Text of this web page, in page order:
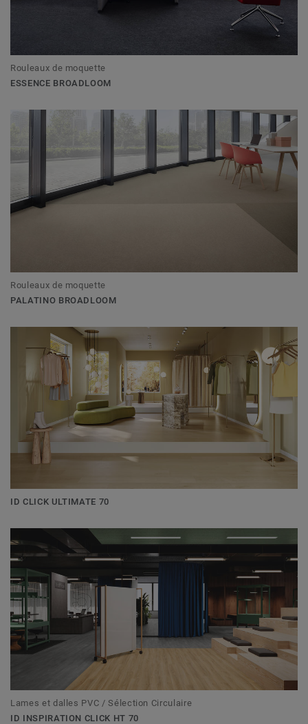
Rouleaux de moquette
ESSENCE BROADLOOM
Rouleaux de moquette
PALATINO BROADLOOM
ID CLICK ULTIMATE 70
Lames et dalles PVC / Sélection Circulaire
ID INSPIRATION CLICK HT 70